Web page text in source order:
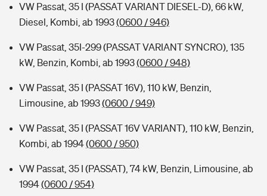
VW Passat, 35 I (PASSAT VARIANT DIESEL-D), 66 kW,
Diesel, Kombi, ab 1993(0600 / 946)
VW Passat, 35I-299 (PASSAT VARIANT SYNCRO), 135
kW, Benzin, Kombi, ab 1993(0600 / 948)
VW Passat, 35 I (PASSAT 16V), 110 kW, Benzin,
Limousine, ab 1993(0600 / 949)
VW Passat, 35 I (PASSAT 16V VARIANT), 110 kW, Benzin,
Kombi, ab 1994(0600 / 950)
VW Passat, 35 I (PASSAT), 74 kW, Benzin, Limousine, ab
1994(0600 / 954)